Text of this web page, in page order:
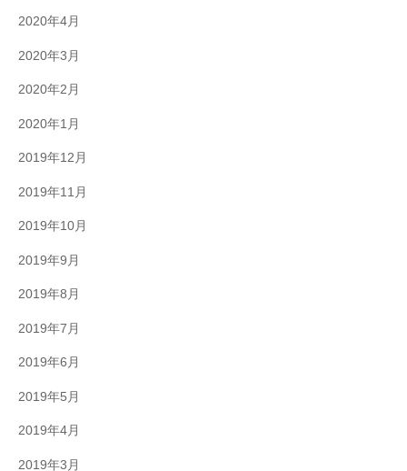
2020年4月
2020年3月
2020年2月
2020年1月
2019年12月
2019年11月
2019年10月
2019年9月
2019年8月
2019年7月
2019年6月
2019年5月
2019年4月
2019年3月